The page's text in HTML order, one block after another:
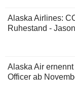
Alaska Airlines:
Ruhestand -
Alaska Air
Officer ab